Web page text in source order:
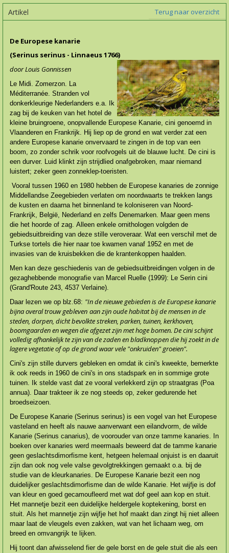
Terug naar overzicht
Artikel
De Europese kanarie
(Serinus serinus - Linnaeus 1766)
door Louis Gonnissen
Le Midi. Zomerzon. La
Méditerranée. Stranden vol
donkerkleuri­ge Nederlanders e.a. Ik
zag bij de keuken van het hotel de
kleine bruingroene, onopvallende Europese Kanarie, cini genoemd in
Vlaanderen en Frankrijk. Hij liep op de grond en wat verder zat een
andere Europese kanarie onvervaard te zingen in de top van een
boom, zo zonder schrik voor roofvogels uit de blauwe lucht. De cini is
een durver. Luid klinkt zijn strijdlied onafgebroken, maar niemand
luistert; zeker geen zonneklep-toeristen.
Vooral tussen 1960 en 1980 hebben de Europese kanaries de zonnige
Middellandse Zeegebieden verlaten om noordwaarts te trekken langs
de kusten en daarna het binnenland te kolonise­ren van Noord-
Frankrijk, België, Nederland en zelfs Denemarken. Maar geen mens
die het hoorde of zag. Alleen enkele ornithologen volgden de
gebiedsuitbreiding van deze stille verove­raar. Wat een verschil met de
Turkse tortels die hier naar toe kwamen vanaf 1952 en met de
invasies van de kruisbekken die de krantenkoppen haalden.
Men kan deze geschiedenis van de gebiedsuitbreidingen volgen in de
gezagheb­bende monografie van Marcel Ruelle (1999): Le Serin cini
(Grand'Route 243, 4537 Verlai­ne).
Daar lezen we op blz.68: "In de nieuwe gebieden is de Europese kanarie
bijna overal trouw gebleven aan zijn oude habitat bij de mensen in de
steden, dorpen, dicht bevolkte streken, parken, tuinen, kerkhoven,
boomgaarden en wegen die afgezet zijn met hoge bomen. De cini schijnt
volledig afhankelijk te zijn van de zaden en bladknoppen die hij zoekt in de
lagere vegetatie of op de grond waar vele "onkruiden" groeien".
Cini's zijn stille durvers gebleken en omdat ik cini's kweekte, bemerkte
ik ook reeds in 1960 de cini's in ons stadspark en in sommige grote
tuinen. Ik stelde vast dat ze vooral verlekkerd zijn op straat­gras (Poa
annua). Daar trakteer ik ze nog steeds op, zeker gedurende het
broedseizoen.
De Europese Kanarie (Serinus serinus) is een vogel van het Europese
vasteland en heeft als nauwe aanverwant een eilandvorm, de wilde
Kanarie (Serinus canarius), de voorouder van onze tamme kanaries. In
boeken over kanaries werd meermaals beweerd dat de tamme kanarie
geen geslachts­dimorfisme kent, hetgeen helemaal onjuist is en daaruit
zijn dan ook nog vele valse gevolgtrekkin­gen gemaakt o.a. bij de
studie van de kleurkanaries. De Europese Kanarie bezit een nog
duidelijker geslachtsdimor­fisme dan de wilde Kanarie. Het wijfje is dof
van kleur en goed gecamoufleerd met wat dof geel aan kop en stuit.
Het mannetje bezit een duidelijke heldergele koptekening, borst en
stuit. Als het mannetje zijn wijfje het hof maakt dan zingt hij niet alleen
maar laat de vleugels even zakken, wat van het lichaam weg, om
breed en omvangrijk te lijken.
Hij toont dan afwisselend fier de gele borst en de gele stuit die als een